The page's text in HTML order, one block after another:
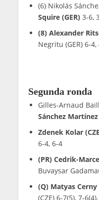
(6) Nikolás
Squire (GER)3-6,
(8) Alexander
Negritu (GER) 6-4,
Segunda ronda
Gilles-Arnaud
Sánchez Martínez
Zdenek Kolar
6-4, 6-4
(PR) Cedrik-
Buvaysar
(Q) Matyas Cerny
(CZE) 6-7(5), 7-